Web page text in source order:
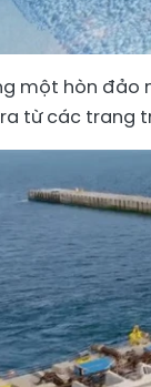
một hòn đảo
từ các trang